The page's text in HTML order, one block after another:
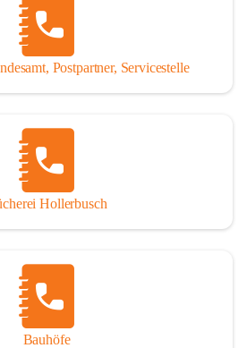
ist eine im Rahmen der
2015 fusionierte Gemeinde, die
Tragöß und St. Katharein
m
an der Laming, Hüttengraben,
Postpartner, Servicestelle
Hollerbusch
Bauhöfe